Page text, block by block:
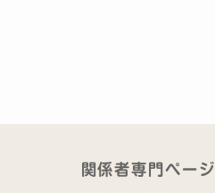
関係者専門ページ